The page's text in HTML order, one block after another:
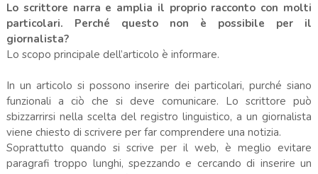
Lo scrittore narra e amplia il proprio racconto con molti
particolari. Perché questo non è possibile per il
giornalista?
Lo scopo principale dell’articolo è informare.
In un articolo si possono inserire dei particolari, purché siano
funzionali a ciò che si deve comunicare. Lo scrittore può
sbizzarrirsi nella scelta del registro linguistico, a un giornalista
viene chiesto di scrivere per far comprendere una notizia.
Soprattutto quando si scrive per il web, è meglio evitare
paragrafi troppo lunghi, spezzando e cercando di inserire un